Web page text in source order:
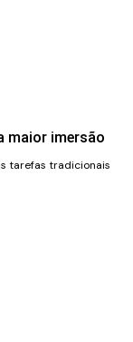
maior imersão
tarefas tradicionais